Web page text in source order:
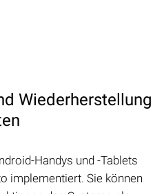
Wiederherstellung
Handys und -Tablets
implementiert. Sie können